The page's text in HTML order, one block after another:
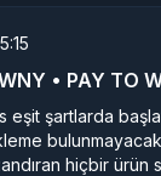
• PAY TO
eşit şartlarda
hiçbir ürün